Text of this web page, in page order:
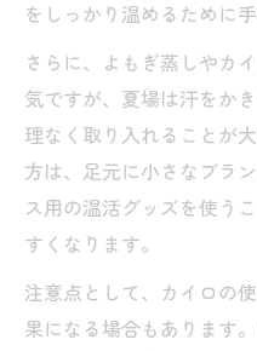
をしっかり温めるために
さらに、よもぎ蒸しやカ
気ですが、夏場は汗をか
理なく取り入れることが
方は、足元に小さなブラ
ス用の温活グッズを使う
すくなります。
注意点として、カイロの
果になる場合もあります